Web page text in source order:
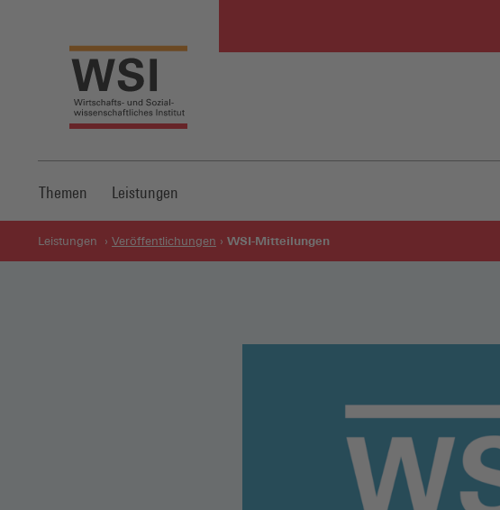
Themen Leistungen
Leistungen Veröffentlichungen WSI-Mitteilungen